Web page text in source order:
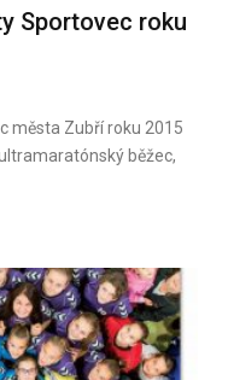
Sportovec roku
města Zubří roku 2015
běžec,